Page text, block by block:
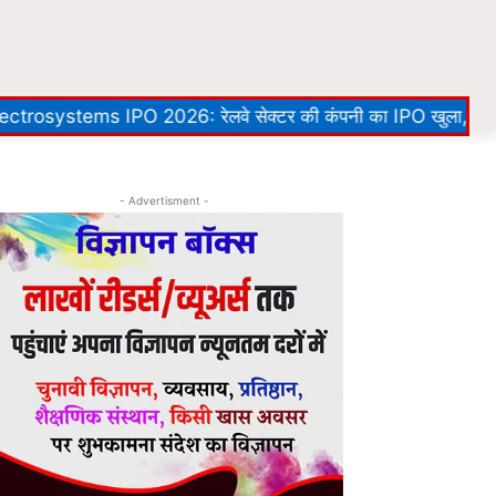
2026: रेलवे सेक्टर की कंपनी का IPO खुला, ₹100 GM
- Advertisment -